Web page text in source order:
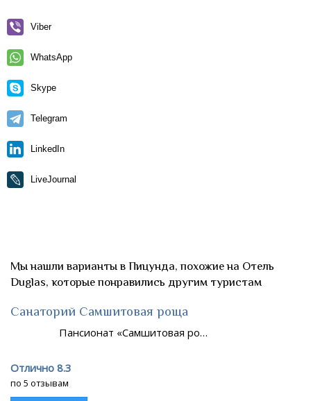
Viber
WhatsApp
Skype
Telegram
LinkedIn
LiveJournal
Мы нашли варианты в Пицунда, похожие на Отель
Duglas, которые понравились другим туристам
Санаторий Самшитовая роща
Пансионат «Самшитовая ро…
Отлично 8.3
по 5 отзывам